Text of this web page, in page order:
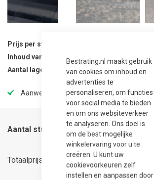
Bestrating.nl maakt gebruik
van cookies om inhoud en
advertenties te
personaliseren, om functies
voor social media te bieden
en om ons websiteverkeer
te analyseren. Ons doel is
om de best mogelijke
winkelervaring voor u te
creëren. U kunt uw
cookievoorkeuren zelf
instellen en aanpassen door
Prijs per stuk
Inhoud van verpakking
12 stuks
Aantal lagen per verpakking
6
Aanwezig in onze showtuin
Aantal stuks
Totaalprijs 91,90